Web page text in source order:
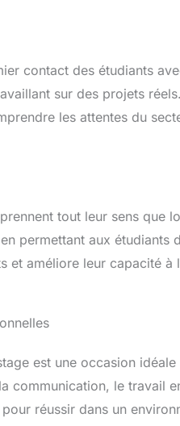
contact des étudiants
sur des projets
les attentes du
tout leur sens que
permettant aux étudiants
et améliore leur capacité
est une occasion
communication, le travail
réussir dans un